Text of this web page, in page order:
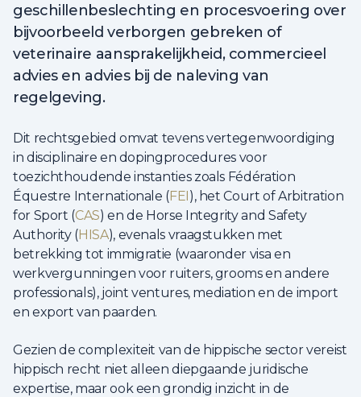
geschillenbeslechting en procesvoering over
bijvoorbeeld verborgen gebreken of
veterinaire aansprakelijkheid, commercieel
advies en advies bij de naleving van
regelgeving.
Dit rechtsgebied omvat tevens vertegenwoordiging
in disciplinaire en dopingprocedures voor
toezichthoudende instanties zoals Fédération
Équestre Internationale (FEI ), het Court of Arbitration
for Sport (CAS) en de Horse Integrity and Safety
Authority (HISA), evenals vraagstukken met
betrekking tot immigratie (waaronder visa en
werkvergunningen voor ruiters, grooms en andere
professionals), joint ventures, mediation en de import
en export van paarden.
Gezien de complexiteit van de hippische sector vereist
hippisch recht niet alleen diepgaande juridische
expertise, maar ook een grondig inzicht in de